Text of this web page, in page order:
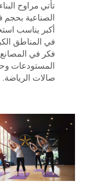
تأتي مراوح البناء
الصناعية بحجم
أكبر يناسب
في المناطق
فكر في
المستودعات
صالات الرياضة.